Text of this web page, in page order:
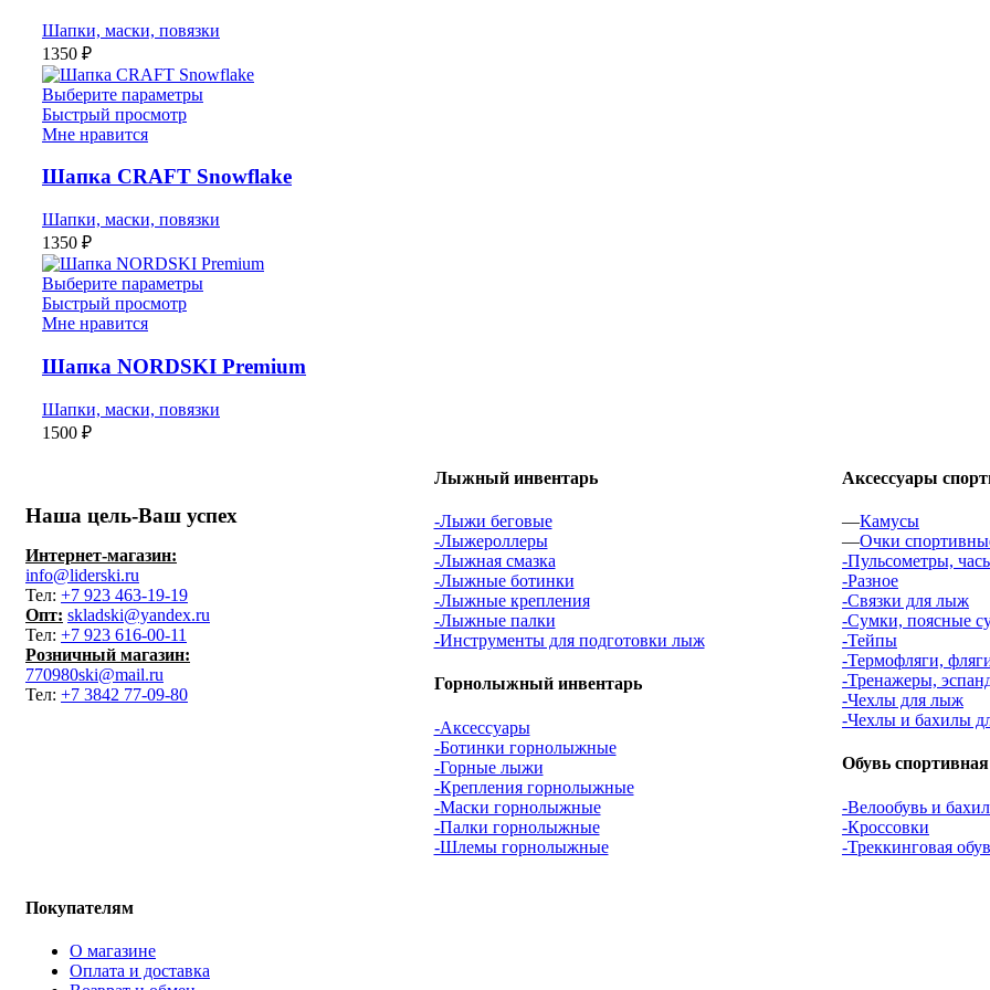
Шапки, маски, повязки
1350 ₽
Выберите параметры
Быстрый просмотр
Мне нравится
Шапка CRAFT Snowflake
Шапки, маски, повязки
1350 ₽
Выберите параметры
Быстрый просмотр
Мне нравится
Шапка NORDSKI Premium
Шапки, маски, повязки
1500 ₽
Наша цель-Ваш успех
Интернет-магазин:
info@liderski.ru
Тел: +7 923 463-19-19
Опт: skladski@yandex.ru
Тел: +7 923 616-00-11
Розничный магазин:
770980ski@mail.ru
Тел: +7 3842 77-09-80
Лыжный инвентарь
-Лыжи беговые
-Лыжероллеры
-Лыжная смазка
-Лыжные ботинки
-Лыжные крепления
-Лыжные палки
-Инструменты для подготовки лыж
Горнолыжный инвентарь
-Аксессуары
-Ботинки горнолыжные
-Горные лыжи
-Крепления горнолыжные
-Маски горнолыжные
-Палки горнолыжные
-Шлемы горнолыжные
Аксессуары
—Камусы
—Очки
-Пульсометры,
-Разное
-Связки для лыж
-Сумки, поясные
-Тейпы
-Термофляги,
-Тренажеры,
-Чехлы для лыж
-Чехлы и бахилы
Обувь спортивная
-Велообувь и
-Кроссовки
-Треккинговая
Покупателям
О магазине
Оплата и доставка